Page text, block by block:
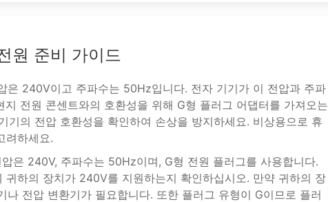
원 준비 가이드
은 240V이고 주파수는 50Hz입니다. 전자 기기가 이 전압과 주파
지 전원 콘센트와의 호환성을 위해 G형 플러그 어댑터를 가져오는
기의 전압 호환성을 확인하여 손상을 방지하세요. 비상용으로 휴
려하세요.
은 240V, 주파수는 50Hz이며, G형 전원 플러그를 사용합니다.
귀하의 장치가 240V를 지원하는지 확인하십시오. 만약 귀하의 장
나 전압 변환기가 필요합니다. 또한 플러그 유형이 G이므로 플러